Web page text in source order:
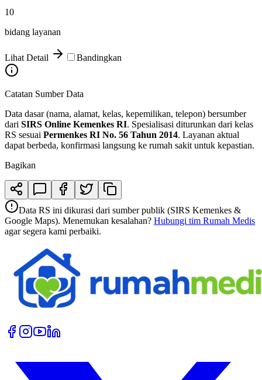
10
bidang layanan
Lihat Detail Bandingkan
Catatan Sumber Data
Data dasar (nama, alamat, kelas, kepemilikan, telepon) bersumber
dari SIRS Online Kemenkes RI. Spesialisasi diturunkan dari kelas
RS sesuai Permenkes RI No. 56 Tahun 2014. Layanan aktual
dapat berbeda, konfirmasi langsung ke rumah sakit untuk kepastian.
Bagikan
Data RS ini dikurasi dari sumber publik (SIRS Kemenkes &
Google Maps). Menemukan kesalahan? Hubungi tim Rumah Medis
agar segera kami perbaiki.